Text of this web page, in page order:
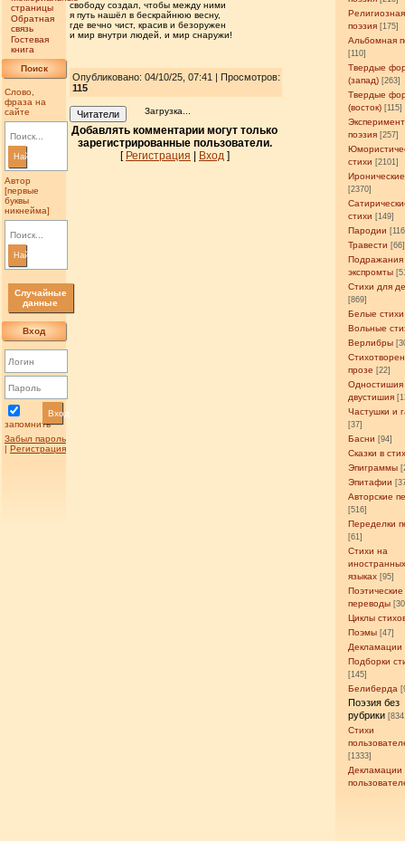
страницы
Обратная
связь
Гостевая
книга
Поиск
Слово,
фраза на
сайте
Найти
Автор
[первые
буквы
никнейма]
Найти
Случайные
данные
Вход
запомнить
Вход
Забыл пароль
| Регистрация
Религиозная
поэзия [175]
Альбомная
[110]
Твердые
(запад) [263]
Твердые
(восток) [115]
поэзия [257]
стихи [2101]
[2370]
стихи [149]
Пародии
Травести [66]
Подражания
экспромты
Стихи для
[869]
Белые стихи
Вольные
Верлибры
прозе [22]
Одностишия
двустишия
Частушки и
[37]
Басни [94]
Сказки в
Эпиграммы
Эпитафии
Авторские
[516]
Переделки
[61]
Стихи на
языках [95]
Поэтические
переводы
Циклы
Поэмы [47]
Декламации
Подборки
[145]
Белиберда
Поэзия без
рубрики
Стихи
[1333]
Декламации
свободу создал, чтобы между ними
я путь нашёл в бескрайнюю весну,
где вечно чист, красив и безоружен
и мир внутри людей, и мир снаружи!
Опубликовано: 04/10/25, 07:41 | Просмотров:
115
Читатели Загрузка...
Добавлять комментарии могут только
зарегистрированные пользователи.
[ Регистрация Вход]